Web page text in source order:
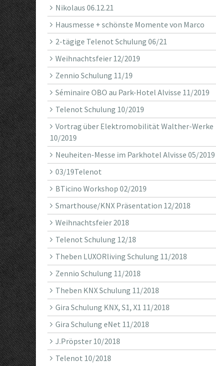
Nikolaus 06.12.21
Hausmesse + schönste Momente von Marco
2-tägige Telenot Schulung 06/21
Weihnachtsfeier 12/2019
Zennio Schulung 11/19
Séminaire OBO au Park-Hotel Alvisse 11/2019
Telenot Schulung 10/2019
Vortrag über Elektromobilität Walther-Werke
10/2019
Neuheiten-Messe im Parkhotel Alvisse 05/2019
03/19Telenot
BTicino Workshop 02/2019
Smarthouse/KNX Präsentation 12/2018
Weihnachtsfeier 2018
Telenot Schulung 12/18
Theben LUXORliving Schulung 11/2018
Zennio Schulung 11/2018
Theben KNX Schulung 11/2018
Gira Schulung KNX, S1, X1 11/2018
Gira Schulung eNet 11/2018
J.Pröpster 10/2018
Telenot 10/2018